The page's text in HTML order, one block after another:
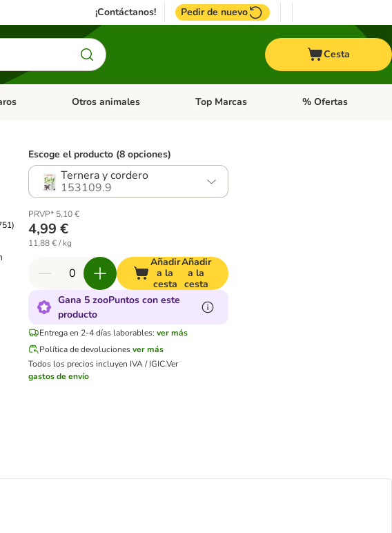
¡Contáctanos! Pedir de nuevo
Cesta
de categoria abierto: Roedores y +
Menú de categoria abierto: Pájaros
Otros animales Menú de categoria abierto: Otros animales
Top Marcas Menú de categoria
% Ofertas
)
Escoge el producto (8 opciones)
Ternera y cordero
153109.9
PRVP* 5,10 €
4,99 €
11,88 € / kg
Añadir
a la
cesta
Añadir
a la
cesta
Gana 5 zooPuntos con este
producto
Entrega en 2-4 días laborables: ver más
Política de devoluciones ver más
Todos los precios incluyen IVA / IGIC.Ver
gastos de envío